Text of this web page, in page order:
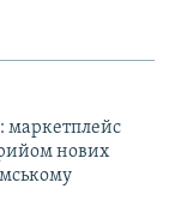
маркетплейс
нових